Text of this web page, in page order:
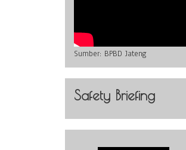
Sumber: BPBD Jateng
Safety Briefing